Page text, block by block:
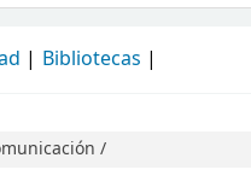
Bibliotecas
/